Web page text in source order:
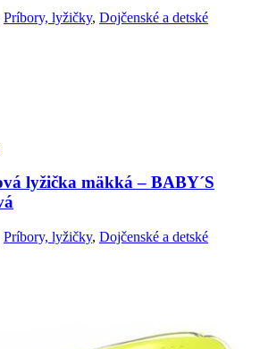
Príbory, lyžičky, Dojčenské a detské
lyžička mäkká – BABY´S
Príbory, lyžičky, Dojčenské a detské